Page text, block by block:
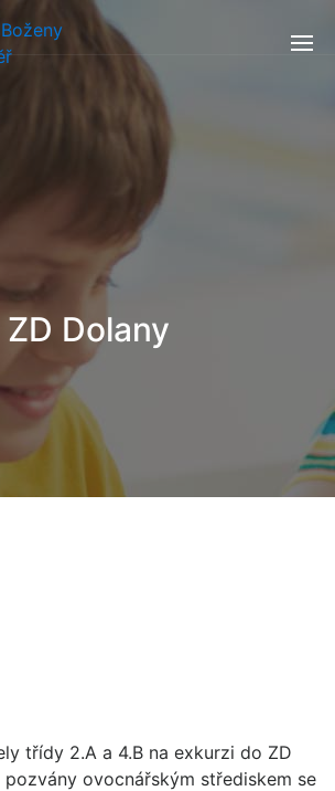
ZD Dolany
třídy 2.A a 4.B na exkurzi do ZD
ovocnářským střediskem se